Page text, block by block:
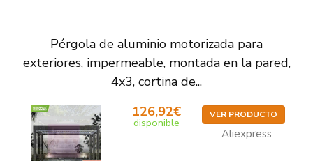
Pérgola de aluminio motorizada para
exteriores, impermeable, montada en la pared,
4x3, cortina de...
126,92€
disponible
VER PRODUCTO
Aliexpress